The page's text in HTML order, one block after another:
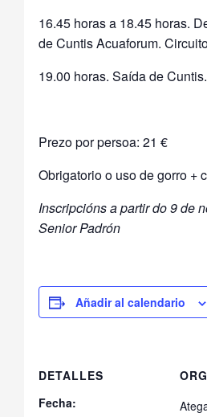
16.45 horas a 18.45 horas.
de Cuntis Acuaforum.
19.00 horas. Saída de Cuntis.
Prezo por persoa: 21 €
Obrigatorio o uso de gorro +
Inscripcións a partir do 9 de
Senior Padrón
Añadir al calendario
DETALLES
Fecha: